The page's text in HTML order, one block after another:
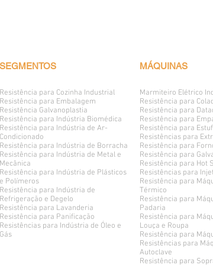
SEGMENTOS
Resistência para Cozinha Industrial
Resistência para Embalagem
Resistência Galvanoplastia
Resistência para Indústria Biomédica
Resistência para Indústria de Ar-
Condicionado
Resistência para Indústria de Borracha
Resistência para Indústria de Metal e
Mecânica
Resistência para Indústria de Plásticos
e Polímeros
Resistência para Indústria de
Refrigeração e Degelo
Resistência para Lavanderia
Resistência para Panificação
Resistências para Indústria de Óleo e
Gás
MÁQUINAS
Marmiteiro Elétrico
Resistência para
Resistência para
Resistência para
Resistência para
Resistências para
Resistência para
Resistência para
Resistência para Hot
Resistências para
Resistência para
Térmico
Resistência para
Padaria
Resistência para
Louça e Roupa
Resistência para
Resistências para
Autoclave
Resistência para